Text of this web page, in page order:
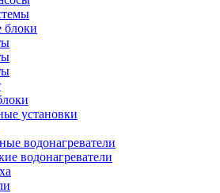
блоки
установки
водонагреватели
водонагреватели